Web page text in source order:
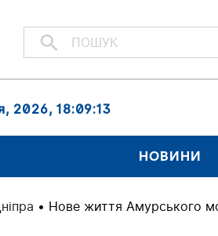
2026, 18:09:14
НОВИНИ
• Нове життя Амурського